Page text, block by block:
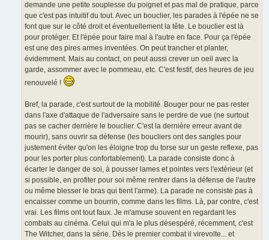
demande une petite souplesse du poignet et pas mal de pratique, parce
que c'est pas intuitif du tout. Avec un bouclier, les parades à l'épée ne se
font que sur le côté droit et éventuellement la tête. Le bouclier est là
pour protéger. Et l'épée pour faire mal à l'autre en face. Pour ça l'épée
est une des pires armes inventées. On peut trancher et planter,
évidemment. Mais au contact, on peut aussi crever un oeil avec la
garde, assommer avec le pommeau, etc. C'est festif, des heures de jeu
renouvelé !
Bref, la parade, c'est surtout de la mobilité. Bouger pour ne pas rester
dans l'axe d'attaque de l'adversaire sans le perdre de vue (ne surtout
pas se cacher derrière le bouclier. C'est la dernière erreur avant de
mourir), sans ouvrir sa défense (les boucliers ont des sangles pour
justement éviter qu'on les éloigne trop du torse sur un geste reflexe, pas
pour les porter plus confortablement). La parade consiste donc à
écarter le danger de soi, à pousser lames et pointes vers l'extérieur (et
si possible, en profiter pour soi même rentrer dans la défense de l'autre
ou même blesser le bras qui tient l'arme). La parade ne consiste pas à
encaisser comme un bourrin, comme dans les films. Là, par contre, c'est
vrai. Les films ont tout faux. Je m'amuse souvent en regardant les
combats au cinéma. Celui qui m'a le plus désespéré, récemment, c'est
The Witcher, dans la série. Dès le premier combat il virevolte... et